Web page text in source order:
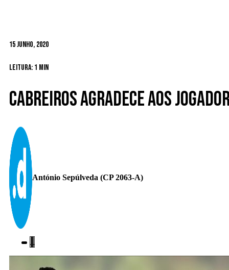
15 Junho, 2020
Leitura: 1 min
Cabreiros agradece aos
António Sepúlveda (CP 2063-A)